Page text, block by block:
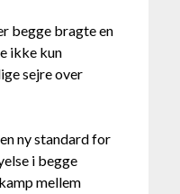
begge bragte en
ikke kun
sejre over
ny standard for
i begge
mellem